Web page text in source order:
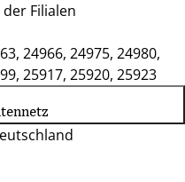
Filialen
24966, 24975, 24980,
25917, 25920, 25923